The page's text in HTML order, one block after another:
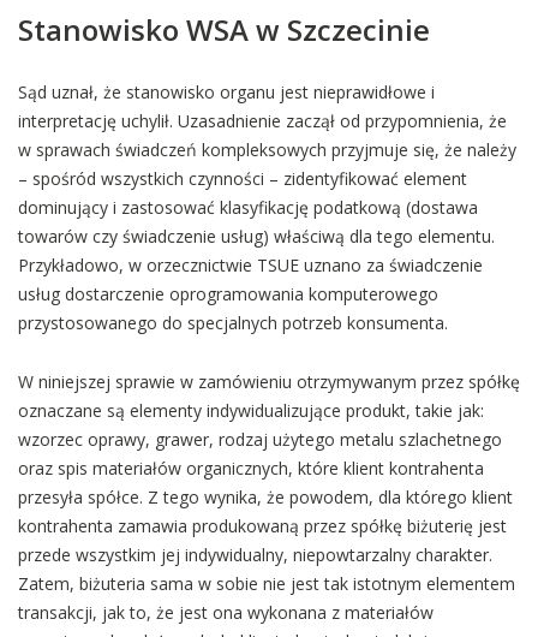
Stanowisko WSA w Szczecinie
Sąd uznał, że stanowisko organu jest nieprawidłowe i
interpretację uchylił. Uzasadnienie zaczął od przypomnienia, że
w sprawach świadczeń kompleksowych przyjmuje się, że należy
– spośród wszystkich czynności – zidentyfikować element
dominujący i zastosować klasyfikację podatkową (dostawa
towarów czy świadczenie usług) właściwą dla tego elementu.
Przykładowo, w orzecznictwie TSUE uznano za świadczenie
usług dostarczenie oprogramowania komputerowego
przystosowanego do specjalnych potrzeb konsumenta.
W niniejszej sprawie w zamówieniu otrzymywanym przez spółkę
oznaczane są elementy indywidualizujące produkt, takie jak:
wzorzec oprawy, grawer, rodzaj użytego metalu szlachetnego
oraz spis materiałów organicznych, które klient kontrahenta
przesyła spółce. Z tego wynika, że powodem, dla którego klient
kontrahenta zamawia produkowaną przez spółkę biżuterię jest
przede wszystkim jej indywidualny, niepowtarzalny charakter.
Zatem, biżuteria sama w sobie nie jest tak istotnym elementem
transakcji, jak to, że jest ona wykonana z materiałów